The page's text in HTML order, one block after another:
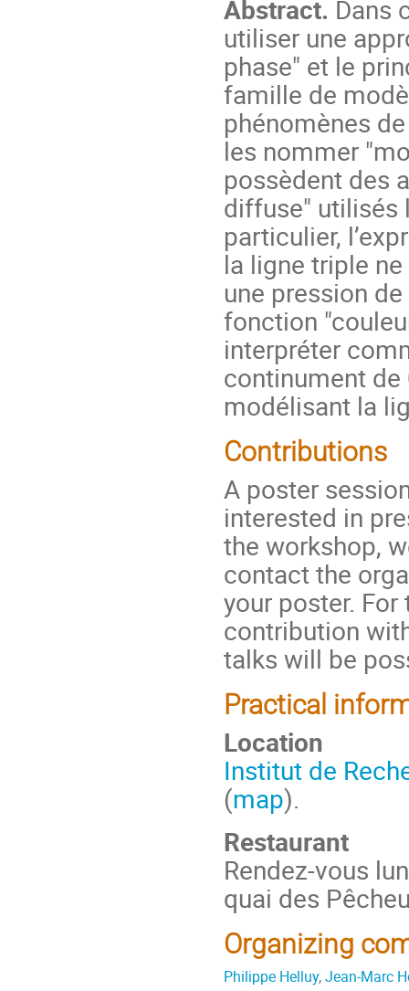
Abstract. Dans
utiliser une
phase" et le
famille de
phénomènes
les nommer
possèdent des
diffuse" utilisés
particulier,
la ligne triple
une pression
fonction
interpréter
continument de
modélisant la
Contributions
A poster
interested in
the workshop,
contact the
your poster.
contribution
talks will be
Practical
Location
Institut de
(map).
Restaurant
Rendez-vous
quai des
Organizing
Philippe Helluy,Jean-Marc